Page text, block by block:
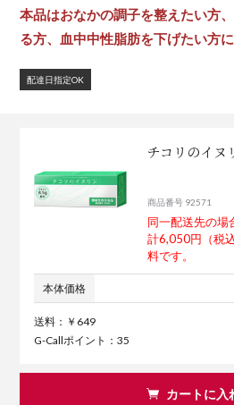
本品はおなかの調子を整えたい方
る方、血中中性脂肪を下げたい方
配達日指定OK
チコリのイヌ
商品番号 92571
同一配送先の場
計6,050円（税
料です。
本体価格
送料：￥649
G-Callポイント：35
カートに入